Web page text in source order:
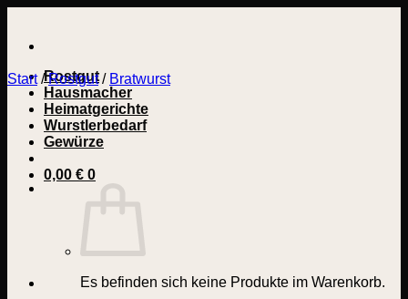
springen
Rostgut
Hausmacher
Heimatgerichte
Wurstlerbedarf
Gewürze
0,00 € 0
Es befinden sich keine Produkte im Warenkorb.
Start / Rostgut / Bratwurst